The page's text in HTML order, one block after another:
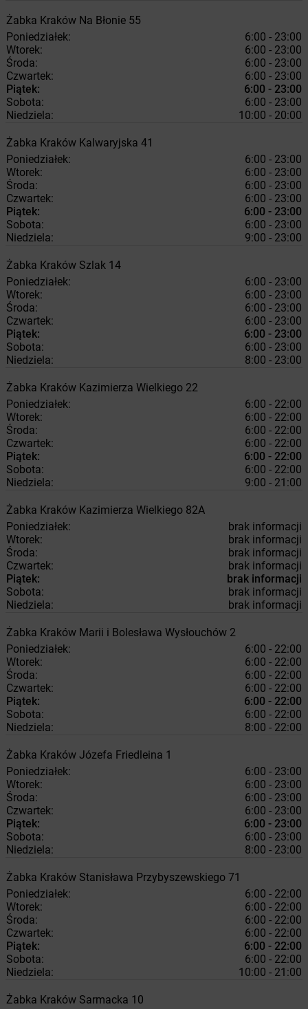
Żabka Kraków Na Błonie 55
Poniedziałek:
6:00 - 23:00
Wtorek:
6:00 - 23:00
Środa:
6:00 - 23:00
Czwartek:
6:00 - 23:00
Piątek:
6:00 - 23:00
Sobota:
6:00 - 23:00
Niedziela:
10:00 - 20:00
Żabka Kraków Kalwaryjska 41
Poniedziałek:
6:00 - 23:00
Wtorek:
6:00 - 23:00
Środa:
6:00 - 23:00
Czwartek:
6:00 - 23:00
Piątek:
6:00 - 23:00
Sobota:
6:00 - 23:00
Niedziela:
9:00 - 23:00
Żabka Kraków Szlak 14
Poniedziałek:
6:00 - 23:00
Wtorek:
6:00 - 23:00
Środa:
6:00 - 23:00
Czwartek:
6:00 - 23:00
Piątek:
6:00 - 23:00
Sobota:
6:00 - 23:00
Niedziela:
8:00 - 23:00
Żabka Kraków Kazimierza Wielkiego 22
Poniedziałek:
6:00 - 22:00
Wtorek:
6:00 - 22:00
Środa:
6:00 - 22:00
Czwartek:
6:00 - 22:00
Piątek:
6:00 - 22:00
Sobota:
6:00 - 22:00
Niedziela:
9:00 - 21:00
Żabka Kraków Kazimierza Wielkiego 82A
Poniedziałek:
brak informacji
Wtorek:
brak informacji
Środa:
brak informacji
Czwartek:
brak informacji
Piątek:
brak informacji
Sobota:
brak informacji
Niedziela:
brak informacji
Żabka Kraków Marii i Bolesława Wysłouchów 2
Poniedziałek:
6:00 - 22:00
Wtorek:
6:00 - 22:00
Środa:
6:00 - 22:00
Czwartek:
6:00 - 22:00
Piątek:
6:00 - 22:00
Sobota:
6:00 - 22:00
Niedziela:
8:00 - 22:00
Żabka Kraków Józefa Friedleina 1
Poniedziałek:
6:00 - 23:00
Wtorek:
6:00 - 23:00
Środa:
6:00 - 23:00
Czwartek:
6:00 - 23:00
Piątek:
6:00 - 23:00
Sobota:
6:00 - 23:00
Niedziela:
8:00 - 23:00
Żabka Kraków Stanisława Przybyszewskiego 71
Poniedziałek:
6:00 - 22:00
Wtorek:
6:00 - 22:00
Środa:
6:00 - 22:00
Czwartek:
6:00 - 22:00
Piątek:
6:00 - 22:00
Sobota:
6:00 - 22:00
Niedziela:
10:00 - 21:00
Żabka Kraków Sarmacka 10